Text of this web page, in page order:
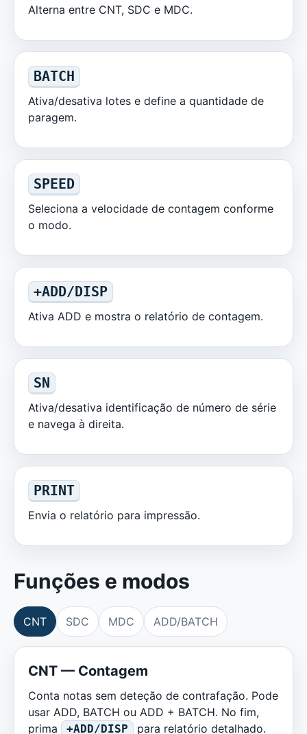
Alterna entre CNT, SDC e MDC.
BATCH
Ativa/desativa lotes e define a quantidade de
paragem.
SPEED
Seleciona a velocidade de contagem conforme
o modo.
+ADD/DISP
Ativa ADD e mostra o relatório de contagem.
SN
Ativa/desativa identificação de número de série
e navega à direita.
PRINT
Envia o relatório para impressão.
Funções e modos
CNT SDC MDC ADD/BATCH
CNT — Contagem
Conta notas sem deteção de contrafação. Pode
usar ADD, BATCH ou ADD + BATCH. No fim,
prima
+ADD/DISP para relatório detalhado.